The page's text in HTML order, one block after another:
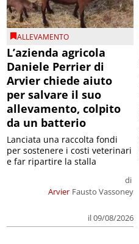
ALLEVAMENTO
L’azienda agricola
Daniele Perrier di
Arvier chiede aiuto
per salvare il suo
allevamento, colpito
da un batterio
Arvier
di
Fausto Vassoney
il 09/08/2026
Lanciata una raccolta fondi
per sostenere i costi veterinari
e far ripartire la stalla